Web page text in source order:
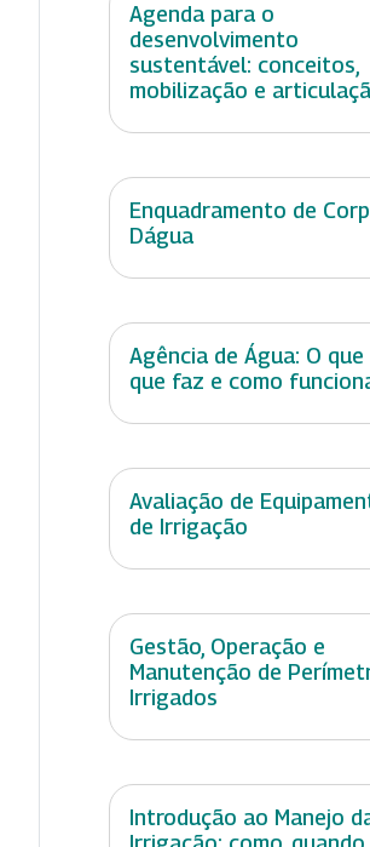
Agenda para o
desenvolvimento
sustentável: conceitos,
mobilização e
Enquadramento de
Dágua
Agência de Água: O que
que faz e como
Avaliação de
de Irrigação
Gestão, Operação e
Manutenção de
Irrigados
Introdução ao Manejo